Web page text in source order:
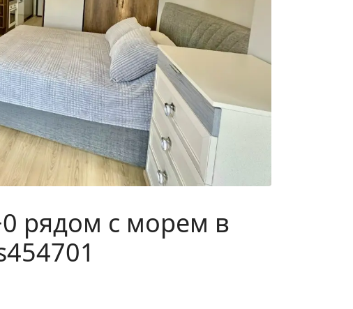
рядом с морем в